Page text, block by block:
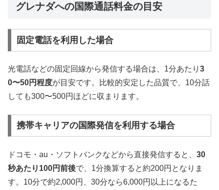
グレナダへの国際通話料金の目安
固定電話を利用した場合
光電話などの固定回線から発信する場合は、1分あたり 3
0〜50円程度が目安です。比較的安定した品質で、10分話
しても300〜500円ほどに収まります。
携帯キャリアの国際発信を利用する場合
ドコモ・au・ソフトバンクなどから直接発信すると、 30
秒あたり100円前後で、1分換算すると約200円となりま
す。10分で約2,000円、30分なら6,000円以上になるた